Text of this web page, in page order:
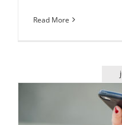
Read More